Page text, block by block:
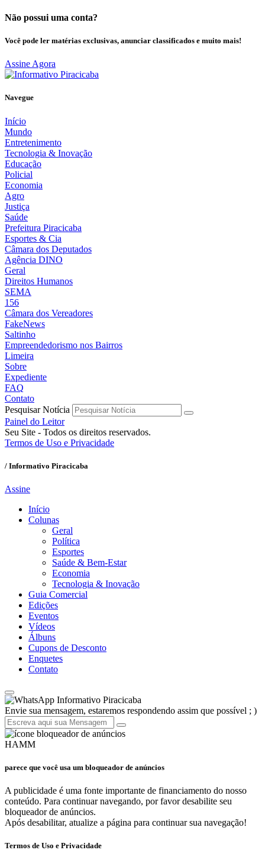
Não possui uma conta?
Você pode ler matérias exclusivas, anunciar classificados e muito mais!
Assine Agora
Navegue
Início
Mundo
Entretenimento
Tecnologia & Inovação
Educação
Policial
Economia
Agro
Justiça
Saúde
Prefeitura Piracicaba
Esportes & Cia
Câmara dos Deputados
Agência DINO
Geral
Direitos Humanos
SEMA
156
Câmara dos Vereadores
FakeNews
Saltinho
Empreendedorismo nos Bairros
Limeira
Sobre
Expediente
FAQ
Contato
Pesquisar Notícia
Painel do Leitor
Seu Site - Todos os direitos reservados.
Termos de Uso e Privacidade
/ Informativo Piracicaba
Assine
Início
Colunas
Geral
Política
Esportes
Saúde & Bem-Estar
Economia
Tecnologia & Inovação
Guia Comercial
Edições
Eventos
Vídeos
Álbuns
Cupons de Desconto
Enquetes
Contato
Informativo Piracicaba
Envie sua mensagem, estaremos respondendo assim que possível ; )
HAMM
parece que você usa um bloqueador de anúncios
A publicidade é uma fonte importante de financiamento do nosso
conteúdo. Para continuar navegando, por favor desabilite seu
bloqueador de anúncios.
Após desabilitar, atualize a página para continuar sua navegação!
Termos de Uso e Privacidade